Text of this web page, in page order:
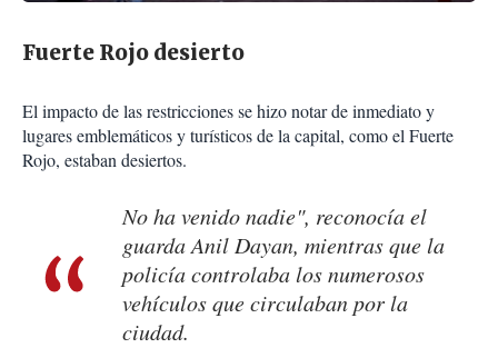
Fuerte Rojo desierto
El impacto de las restricciones se hizo notar de inmediato y
lugares emblemáticos y turísticos de la capital, como el Fuerte
Rojo, estaban desiertos.
No ha venido nadie", reconocía el
guarda Anil Dayan, mientras que la
policía controlaba los numerosos
vehículos que circulaban por la
ciudad.